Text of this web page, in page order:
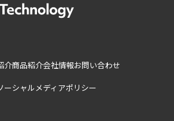
介商品紹介会社情報お問い合わせ
ーシャルメディアポリシー